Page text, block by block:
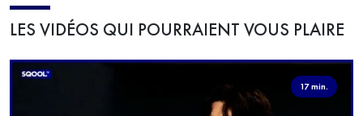
LES VIDÉOS QUI POURRAIENT VOUS PLAIRE
17 min.